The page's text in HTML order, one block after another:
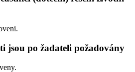
jsou po žadateli požadovány